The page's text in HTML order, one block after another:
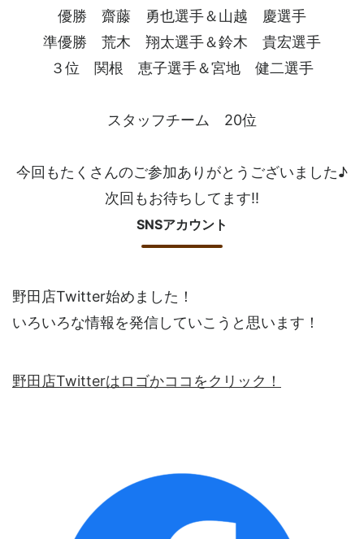
優勝 齋藤 勇也選手＆山越 慶選手
準優勝 荒木 翔太選手＆鈴木 貴宏選手
３位 関根 恵子選手＆宮地 健二選手
スタッフチーム 20位
今回もたくさんのご参加ありがとうございました♪
次回もお待ちしてます!!
SNSアカウント
野田店Twitter始めました！
いろいろな情報を発信していこうと思います！
野田店Twitterはロゴかココをクリック！